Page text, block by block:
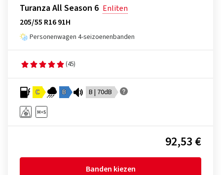
Turanza All Season 6 Enliten
205/55 R16 91H
Personenwagen 4-seizoenenbanden
(45)
C B B | 70dB
92,53 €
Banden kiezen